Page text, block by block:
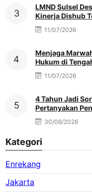
LMND Sulsel
Kinerja Dishub
Kemacetan
Antrean Solar
11/07/2026
Menjaga
Hukum di
Antar Aparat
Oleh: Muh.
11/07/2026
4 Tahun Jadi
Pertanyakan
Dugaan
G di Palopo
30/06/2026
Kategori
Enrekang
Jakarta